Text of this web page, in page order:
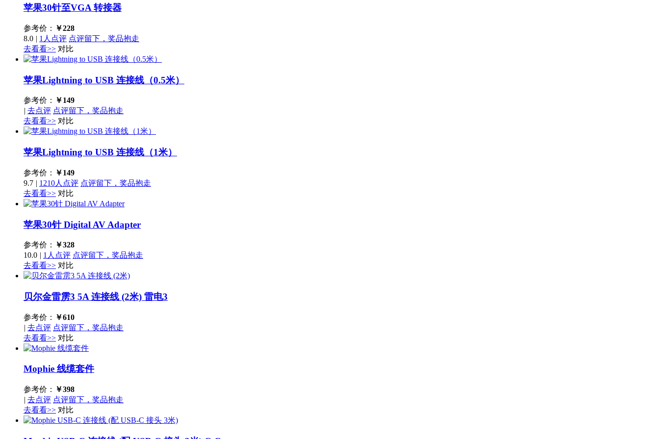
苹果30针至VGA 转接器
参考价： ￥228
8.0 | 1人点评 点评留下，奖品抱走
去看看>> 对比
苹果Lightning to USB 连接线（0.5米）
参考价： ￥149
| 去点评 点评留下，奖品抱走
去看看>> 对比
苹果Lightning to USB 连接线（1米）
参考价： ￥149
9.7 | 1210人点评 点评留下，奖品抱走
去看看>> 对比
苹果30针 Digital AV Adapter
参考价： ￥328
10.0 | 1人点评 点评留下，奖品抱走
去看看>> 对比
贝尔金雷雳3 5A 连接线 (2米) 雷电3
参考价： ￥610
| 去点评 点评留下，奖品抱走
去看看>> 对比
Mophie 线缆套件
参考价： ￥398
| 去点评 点评留下，奖品抱走
去看看>> 对比